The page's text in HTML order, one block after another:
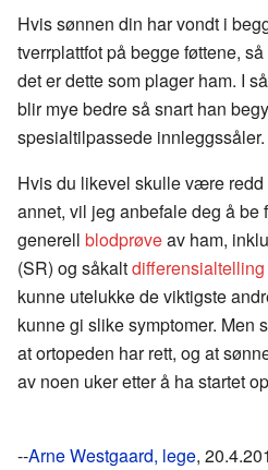
Hvis sønnen din har vondt i
tverrplattfot på begge føttene,
det er dette som plager ham. I
blir mye bedre så snart han
spesialtilpassede innleggssåler.
Hvis du likevel skulle være redd
annet, vil jeg anbefale deg å be
generell blodprøveav ham,
(SR) og såkaltdifferensialtelling
kunne utelukke de viktigste
kunne gi slike symptomer. Men
at ortopeden har rett, og at
av noen uker etter å ha startet
--Arne Westgaard, lege,